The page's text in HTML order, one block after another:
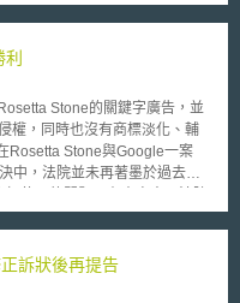
Generic Litigation
美國參眾兩院先後提出內容
授權學名藥上市法案」（To
Act to prohibit the
），禁止專利藥廠自行或
造銷售授權學名藥，企圖透過
在其所獲180日市場專屬期間
專屬保護的學名藥廠簽訂類似
Stone的關鍵字廣告，並
權，同時也沒有商標淡化、輔
中，法院並未再著墨於過去十
，在沒有事實爭議的情況下做
對Rosetta Stone的商品來源造
訴狀後再提告